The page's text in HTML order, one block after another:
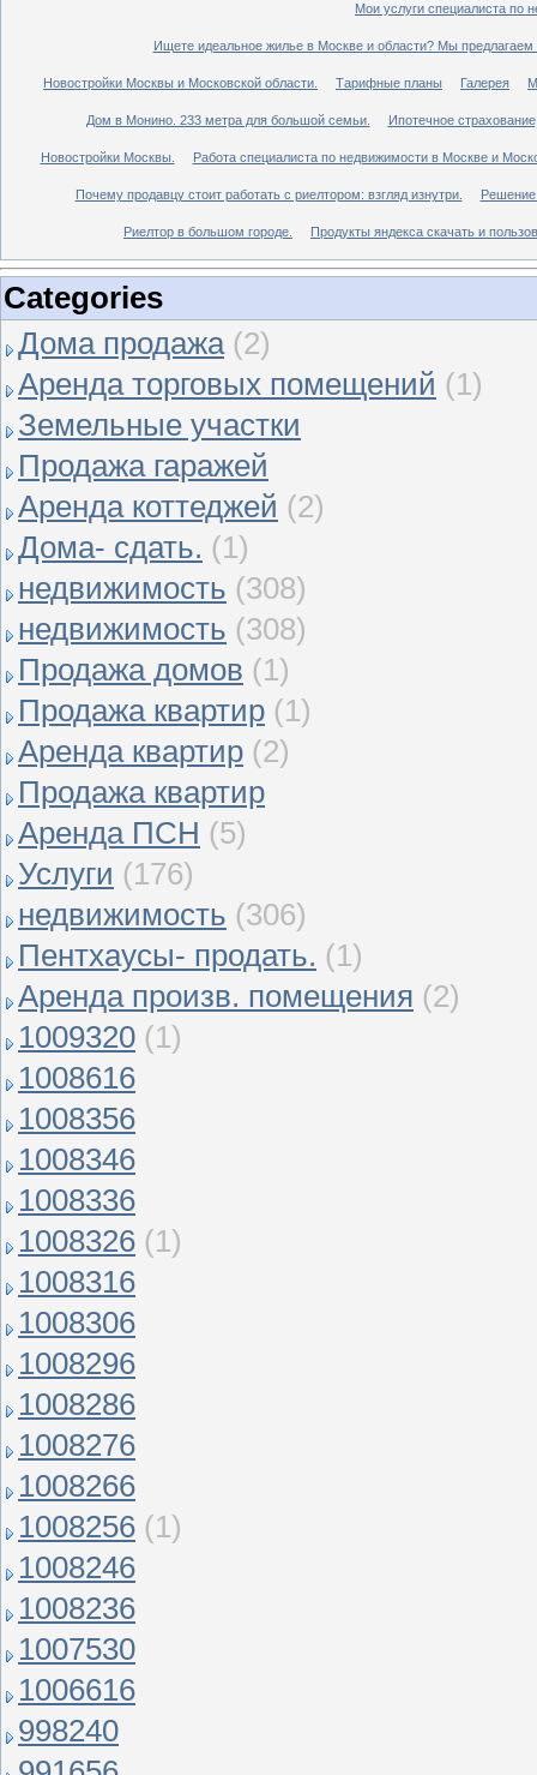
Мои услуги специалиста по
Ищете идеальное жилье в Москве и области? Мы
Новостройки Москвы и Московской области. Тарифные планы Галерея
Дом в Монино. 233 метра для большой семьи. Ипотечное
Новостройки Москвы. Работа специалиста по недвижимости в Москве и
Почему продавцу стоит работать с риелтором: взгляд изнутри.
Риелтор в большом городе. Продукты яндекса скачать и
Categories
Дома продажа (2)
Аренда торговых помещений (1)
Земельные участки
Продажа гаражей
Аренда коттеджей (2)
Дома- сдать. (1)
недвижимость (308)
недвижимость (308)
Продажа домов (1)
Продажа квартир (1)
Аренда квартир (2)
Продажа квартир
Аренда ПСН (5)
Услуги (176)
недвижимость (306)
Пентхаусы- продать. (1)
Аренда произв. помещения (2)
1009320 (1)
1008616
1008356
1008346
1008336
1008326 (1)
1008316
1008306
1008296
1008286
1008276
1008266
1008256 (1)
1008246
1008236
1007530
1006616
998240